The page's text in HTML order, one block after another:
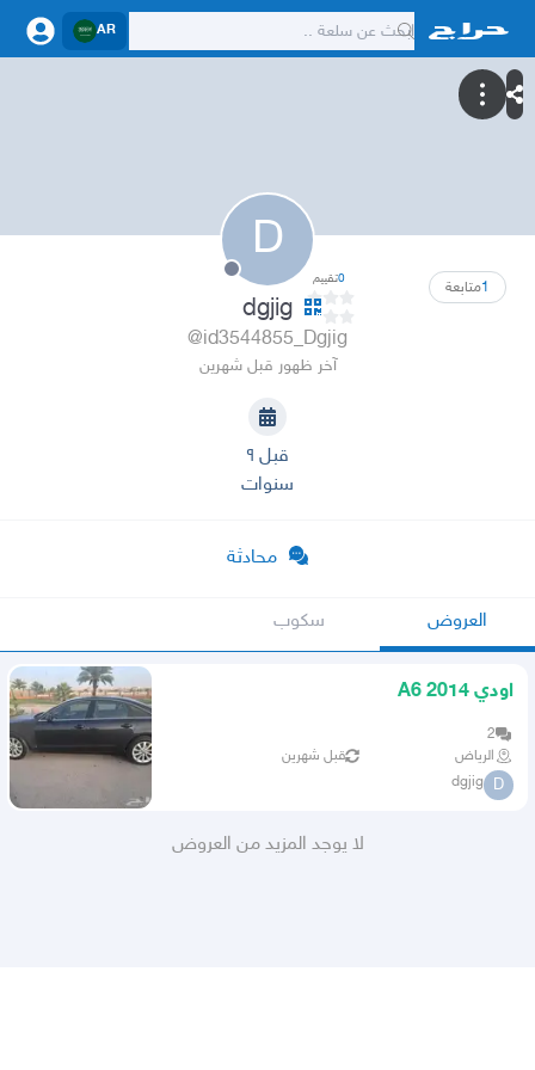
AR
D
1متابعة 0تقييم
dgjig
@id3544855_Dgjig
آخر ظهور قبل شهرين
قبل ٩
سنوات
محادثة
العروض سكوب
اودي A6 2014
2
الرياض
قبل شهرين
D
dgjig
لا يوجد المزيد من العروض